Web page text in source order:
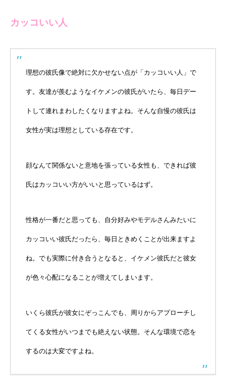
カッコいい人
理想の彼氏像で絶対に欠かせない点が「カッコいい人」で
す。友達が羨むようなイケメンの彼氏がいたら、毎日デー
トして連れまわしたくなりますよね。そんな自慢の彼氏は
女性が実は理想としている存在です。
顔なんて関係ないと意地を張っている女性も、できれば彼
氏はカッコいい方がいいと思っているはず。
性格が一番だと思っても、自分好みやモデルさんみたいに
カッコいい彼氏だったら、毎日ときめくことが出来ますよ
ね。でも実際に付き合うとなると、イケメン彼氏だと彼女
が色々心配になることが増えてしまいます。
いくら彼氏が彼女にぞっこんでも、周りからアプローチし
てくる女性がいつまでも絶えない状態。そんな環境で恋を
するのは大変ですよね。